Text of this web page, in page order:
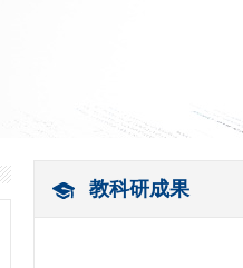
教科研成果